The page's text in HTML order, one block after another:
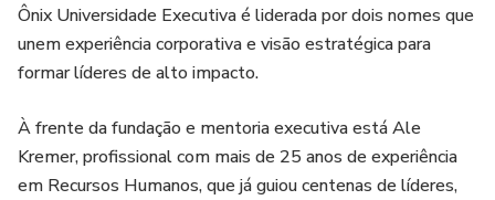
como os diferentes perfis comportamentais se comunicam
e como você pode ajustar sua abordagem para se conectar
melhor com diversos públicos.
Você encontrará seções dedicadas a situações práticas,
como feedback construtivo, condução de reuniões,
comunicação em tempos de home office, e muito mais.
Ônix Universidade Executiva é liderada por dois nomes que
unem experiência corporativa e visão estratégica para
formar líderes de alto impacto.
À frente da fundação e mentoria executiva está Ale
Kremer, profissional com mais de 25 anos de experiência
em Recursos Humanos, que já guiou centenas de líderes,